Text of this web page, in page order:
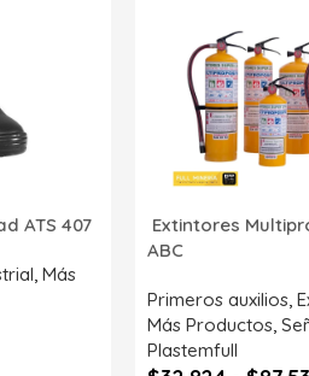
ATS 407
, Más
Extintores
ABC
Primeros auxilios,
Más Productos,
Plastemfull